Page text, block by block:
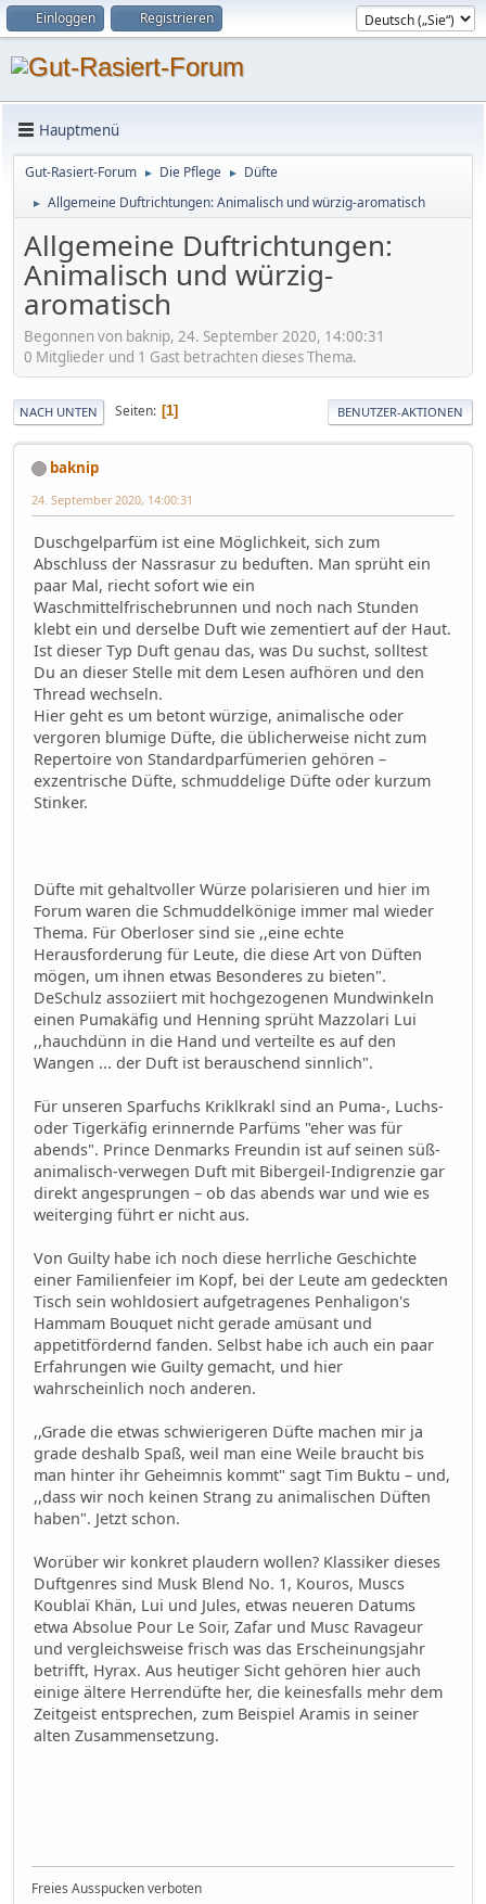
Einloggen Registrieren
Hauptmenü
Gut-Rasiert-Forum ► Die Pflege ► Düfte
► Allgemeine Duftrichtungen: Animalisch und würzig-aromatisch
Allgemeine Duftrichtungen:
Animalisch und würzig-
aromatisch
Begonnen von baknip, 24. September 2020, 14:00:31
0 Mitglieder und 1 Gast betrachten dieses Thema.
NACH UNTEN Seiten 1 BENUTZER-AKTIONEN
baknip
24. September 2020, 14:00:31
Duschgelparfüm ist eine Möglichkeit, sich zum
Abschluss der Nassrasur zu beduften. Man sprüht ein
paar Mal, riecht sofort wie ein
Waschmittelfrischebrunnen und noch nach Stunden
klebt ein und derselbe Duft wie zementiert auf der Haut.
Ist dieser Typ Duft genau das, was Du suchst, solltest
Du an dieser Stelle mit dem Lesen aufhören und den
Thread wechseln.
Hier geht es um betont würzige, animalische oder
vergoren blumige Düfte, die üblicherweise nicht zum
Repertoire von Standardparfümerien gehören –
exzentrische Düfte, schmuddelige Düfte oder kurzum
Stinker.
Düfte mit gehaltvoller Würze polarisieren und hier im
Forum waren die Schmuddelkönige immer mal wieder
Thema. Für Oberloser sind sie ,,eine echte
Herausforderung für Leute, die diese Art von Düften
mögen, um ihnen etwas Besonderes zu bieten".
DeSchulz assoziiert mit hochgezogenen Mundwinkeln
einen Pumakäfig und Henning sprüht Mazzolari Lui
,,hauchdünn in die Hand und verteilte es auf den
Wangen ... der Duft ist berauschend sinnlich".
Für unseren Sparfuchs Kriklkrakl sind an Puma-, Luchs-
oder Tigerkäfig erinnernde Parfüms "eher was für
abends". Prince Denmarks Freundin ist auf seinen süß-
animalisch-verwegen Duft mit Bibergeil-Indigrenzie gar
direkt angesprungen – ob das abends war und wie es
weiterging führt er nicht aus.
Von Guilty habe ich noch diese herrliche Geschichte
einer Familienfeier im Kopf, bei der Leute am gedeckten
Tisch sein wohldosiert aufgetragenes Penhaligon's
Hammam Bouquet nicht gerade amüsant und
appetitfördernd fanden. Selbst habe ich auch ein paar
Erfahrungen wie Guilty gemacht, und hier
wahrscheinlich noch anderen.
,,Grade die etwas schwierigeren Düfte machen mir ja
grade deshalb Spaß, weil man eine Weile braucht bis
man hinter ihr Geheimnis kommt" sagt Tim Buktu – und,
,,dass wir noch keinen Strang zu animalischen Düften
haben". Jetzt schon.
Worüber wir konkret plaudern wollen? Klassiker dieses
Duftgenres sind Musk Blend No. 1, Kouros, Muscs
Koublaï Khän, Lui und Jules, etwas neueren Datums
etwa Absolue Pour Le Soir, Zafar und Musc Ravageur
und vergleichsweise frisch was das Erscheinungsjahr
betrifft, Hyrax. Aus heutiger Sicht gehören hier auch
einige ältere Herrendüfte her, die keinesfalls mehr dem
Zeitgeist entsprechen, zum Beispiel Aramis in seiner
alten Zusammensetzung.
Freies Ausspucken verboten